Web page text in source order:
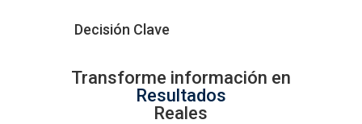
Decisión Clave
Transforme información en
Resultados
Reales